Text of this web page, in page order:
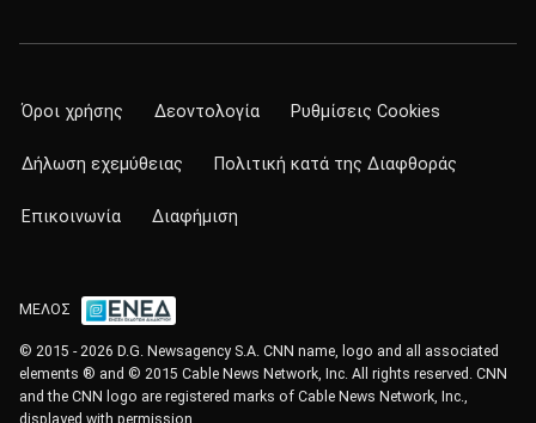
Όροι χρήσης Δεοντολογία Ρυθμίσεις Cookies
Δήλωση εχεμύθειας Πολιτική κατά της Διαφθοράς
Επικοινωνία Διαφήμιση
ΜΕΛΟΣ
© 2015 - 2026 D.G. Newsagency S.A. CNN name, logo and all associated
elements ® and © 2015 Cable News Network, Inc. All rights reserved. CNN
and the CNN logo are registered marks of Cable News Network, Inc.,
displayed with permission